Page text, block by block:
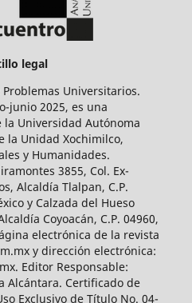
legal
Universitarios.
junio 2025, es una
Universidad Autónoma
la Unidad Xochimilco,
y Humanidades.
3855, Col. Ex-
Alcaldía Tlalpan, C.P.
y Calzada del Hueso
Coyoacán, C.P. 04960,
electrónica de la revista
y dirección electrónica:
Editor Responsable:
Alcántara. Certificado de
Exclusivo de Título No. 04-